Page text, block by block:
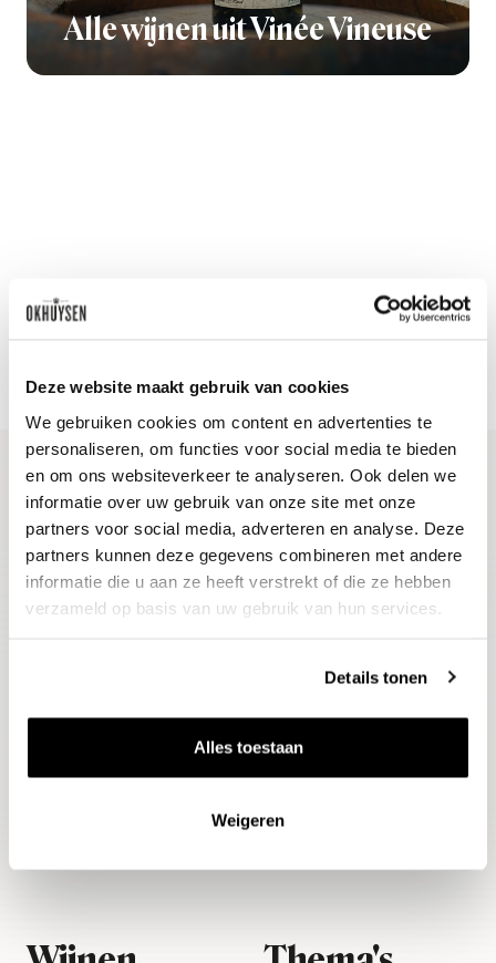
Deze website maakt gebruik van cookies
We gebruiken cookies om content en advertenties te
personaliseren, om functies voor social media te bieden
en om ons websiteverkeer te analyseren. Ook delen we
informatie over uw gebruik van onze site met onze
partners voor social media, adverteren en analyse. Deze
partners kunnen deze gegevens combineren met andere
informatie die u aan ze heeft verstrekt of die ze hebben
verzameld op basis van uw gebruik van hun services.
Details tonen
Alles toestaan
Weigeren
Alle wijnen uit Vinée Vineuse
Blijf op de hoogte
Ontvang het laatste wijnnieuws, proeverijen en
evenementen
Aanmelden